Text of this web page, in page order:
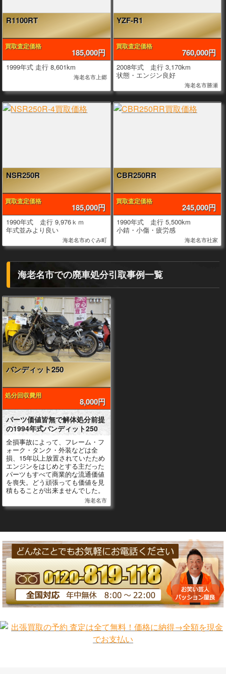
R1100RT
買取査定価格
185,000円
1999年式 走行 8,601km
海老名市上郷
YZF-R1
買取査定価格
760,000円
2008年式 走行 3,170km
状態・エンジン良好
海老名市勝瀬
NSR250R
買取査定価格
185,000円
1990年式 走行 9,976ｋｍ
年式並みより良い
海老名市めぐみ町
CBR250RR
買取査定価格
245,000円
1990年式 走行 5,500km
小錆・小傷・疲労感
海老名市社家
海老名市での廃車処分引取事例一覧
バンディット250
処分回収費用
8,000円
パーツ価値皆無で解体処分前提
の1994年式バンディット250
全損事故によって、フレーム・フ
ォーク・タンク・外装などは全
損、15年以上放置されていたため
エンジンをはじめとする主だった
パーツもすべて商業的な流通価値
を喪失。どう頑張っても価値を見
積もることが出来ませんでした。
海老名市